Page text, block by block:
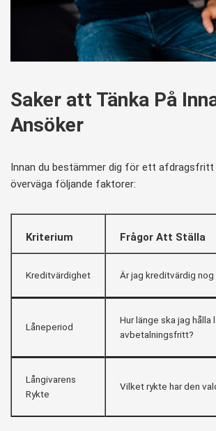
Saker att Tänka På
Ansöker
Innan du bestämmer dig för ett afdragsfritt
överväga följande faktorer:
Kriterium Frågor Att Ställa
Kreditvärdighet Är jag kreditvärdig
Låneperiod
Hur länge ska jag hålla
avbetalningsfritt?
Långivarens
Rykte
Vilket rykte har den